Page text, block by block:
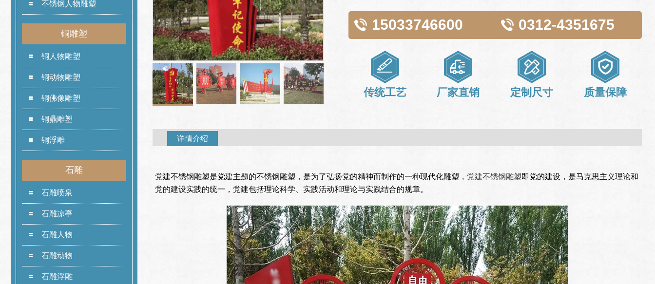
不锈钢人物雕塑
铜雕塑
铜人物雕塑
铜动物雕塑
铜佛像雕塑
铜鼎雕塑
铜浮雕
石雕
石雕喷泉
石雕凉亭
石雕人物
石雕动物
石雕浮雕
15033746600 0312-4351675
传统工艺 厂家直销 定制尺寸 质量保障
详情介绍
党建不锈钢雕塑是党建主题的不锈钢雕塑，是为了弘扬党的精神而制作的一种现代化雕塑， 党建不锈钢雕塑即党的建设，是马克思主义理论和
党的建设实践的统一，党建包括理论科学、实践活动和理论与实践结合的规章。